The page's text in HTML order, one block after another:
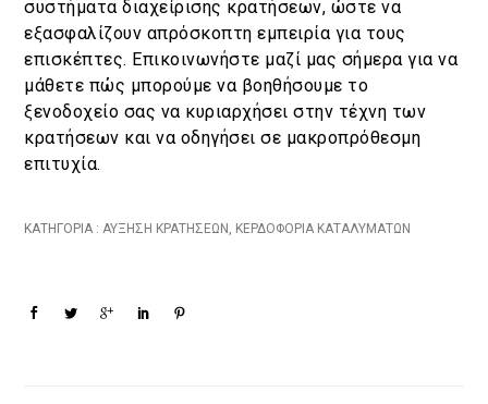
συστήματα διαχείρισης κρατήσεων, ώστε να
εξασφαλίζουν απρόσκοπτη εμπειρία για τους
επισκέπτες. Επικοινωνήστε μαζί μας σήμερα για να
μάθετε πώς μπορούμε να βοηθήσουμε το
ξενοδοχείο σας να κυριαρχήσει στην τέχνη των
κρατήσεων και να οδηγήσει σε μακροπρόθεσμη
επιτυχία.
ΚΑΤΗΓΟΡΙΑ : ΑΎΞΗΣΗ ΚΡΑΤΉΣΕΩΝ , ΚΕΡΔΟΦΟΡΊΑ ΚΑΤΑΛΥΜΆΤΩΝ